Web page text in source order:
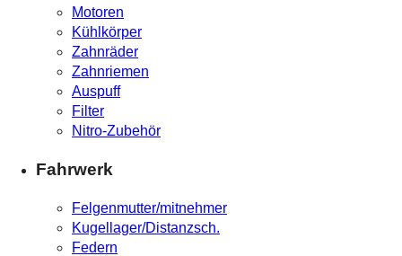
Motoren
Kühlkörper
Zahnräder
Zahnriemen
Auspuff
Filter
Nitro-Zubehör
Fahrwerk
Felgenmutter/mitnehmer
Kugellager/Distanzsch.
Federn